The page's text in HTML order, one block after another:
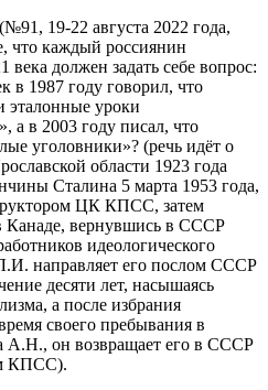
19-22 августа 2022 года,
что каждый россиянин
века должен задать себе вопрос:
в 1987 году говорил, что
эталонные уроки
а в 2003 году писал, что
уголовники»? (речь идёт о
области 1923 года
Сталина 5 марта 1953 года,
ЦК КПСС, затем
Канаде, вернувшись в СССР
идеологического
направляет его послом СССР
десяти лет, насышаясь
а после избрания
своего пребывания в
А.Н., он возвращает его в СССР
КПСС).